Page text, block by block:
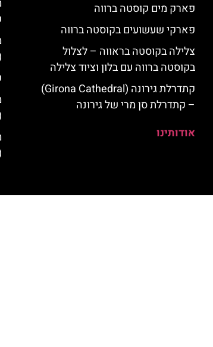
פארק מים קוסטה ברווה
פארקי שעשועים בקוסטה ברווה
צלילה בקוסטה בראווה – לצלול
בקוסטה ברווה עם בלון וציוד צלילה
קתדרלת גירונה (Girona Cathedral)
– קתדרלת סן מרי של גירונה
אודותינו